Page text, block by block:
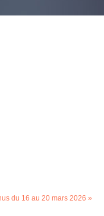
du 16 au 20 mars 2026 »